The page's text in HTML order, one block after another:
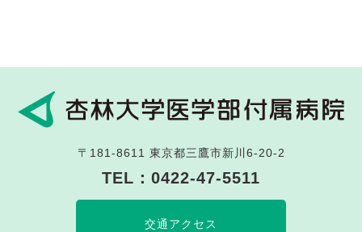
〒181-8611 東京都三鷹市新川6-20-2
TEL： 0422-47-5511
交通アクセス